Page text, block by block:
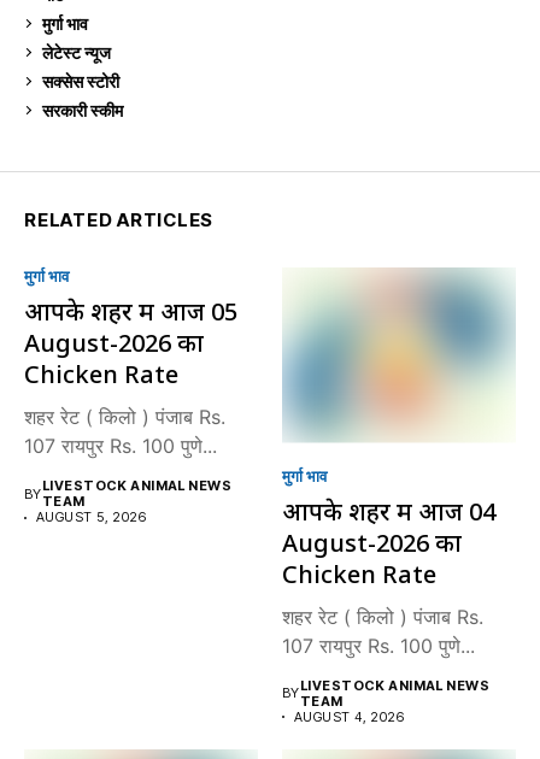
मुर्गा भाव
लेटेस्ट न्यूज
सक्सेस स्टो‍री
सरकारी स्की‍म
RELATED ARTICLES
मुर्गा भाव
आपके शहर में आज 05
August-2026 का
Chicken Rate
शहर रेट ( किलो ) पंजाब Rs.
107 रायपुर Rs. 100 पुणे...
BYLIVESTOCK ANIMAL NEWS
TEAM
AUGUST 5, 2026
मुर्गा भाव
आपके शहर में आज 04
August-2026 का
Chicken Rate
शहर रेट ( किलो ) पंजाब Rs.
107 रायपुर Rs. 100 पुणे...
BYLIVESTOCK ANIMAL NEWS
TEAM
AUGUST 4, 2026